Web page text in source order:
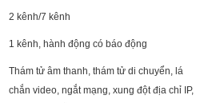
2 kênh/7 kênh
1 kênh, hành động có báo động
Thám tử âm thanh, thám tử di chuyển, lá
chắn video, ngắt mạng, xung đột địa chỉ IP,